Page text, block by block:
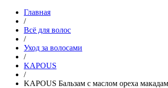
Главная
/
Всё для волос
/
Уход за волосами
/
KAPOUS
/
KAPOUS Бальзам с маслом ореха